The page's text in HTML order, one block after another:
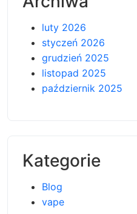
luty 2026
styczeń 2026
grudzień 2025
listopad 2025
październik 2025
Kategorie
Blog
vape